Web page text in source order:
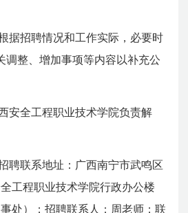
据招聘情况和工作实际，必要时
调整、增加事项等内容以补充公
安全工程职业技术学院负责解
聘联系地址：广西南宁市武鸣区
工程职业技术学院行政办公楼
处）；招聘联系人：周老师；联